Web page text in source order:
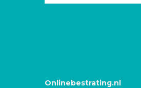
Onlinebestrating.nl